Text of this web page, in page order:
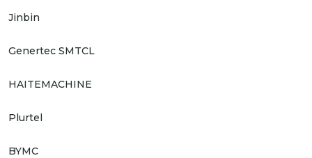
Jinbin
Genertec SMTCL
HAITEMACHINE
Plurtel
BYMC